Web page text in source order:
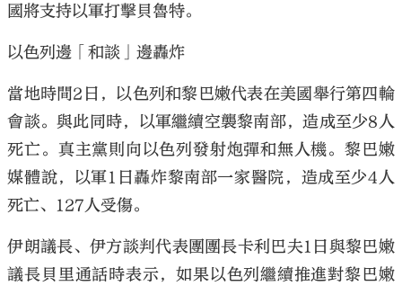
國將支持以軍打擊貝魯特。
以色列邊「和談」邊轟炸
當地時間2日，以色列和黎巴嫩代表在美國舉行第四輪
會談。與此同時，以軍繼續空襲黎南部，造成至少8人
死亡。真主黨則向以色列發射炮彈和無人機。黎巴嫩
媒體說，以軍1日轟炸黎南部一家醫院，造成至少4人
死亡、127人受傷。
伊朗議長、伊方談判代表團團長卡利巴夫1日與黎巴嫩
議長貝里通話時表示，如果以色列繼續推進對黎巴嫩